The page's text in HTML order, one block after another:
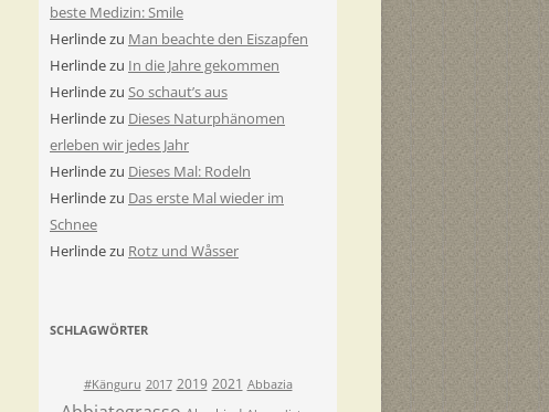
beste Medizin: Smile
Herlindezu Man beachte den Eiszapfen
Herlindezu In die Jahre gekommen
Herlindezu So schaut’s aus
Herlindezu Dieses Naturphänomen
erleben wir jedes Jahr
Herlindezu Dieses Mal: Rodeln
Herlindezu Das erste Mal wieder im
Schnee
Herlindezu Rotz und Wåsser
SCHLAGWÖRTER
#Känguru 2017 2019 2021 Abbazia